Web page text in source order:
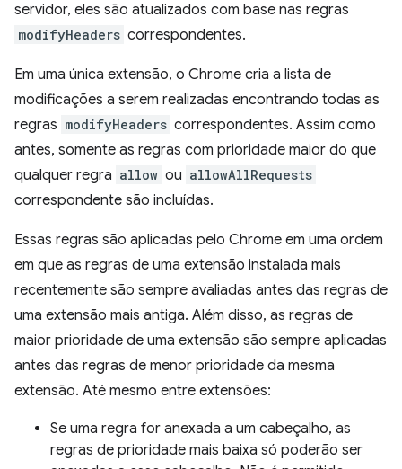
servidor, eles são atualizados com base nas regras
modifyHeaders correspondentes.
Em uma única extensão, o Chrome cria a lista de
modificações a serem realizadas encontrando todas as
regras modifyHeaders correspondentes. Assim como
antes, somente as regras com prioridade maior do que
qualquer regra allow ou allowAllRequests
correspondente são incluídas.
Essas regras são aplicadas pelo Chrome em uma ordem
em que as regras de uma extensão instalada mais
recentemente são sempre avaliadas antes das regras de
uma extensão mais antiga. Além disso, as regras de
maior prioridade de uma extensão são sempre aplicadas
antes das regras de menor prioridade da mesma
extensão. Até mesmo entre extensões:
Se uma regra for anexada a um cabeçalho, as
regras de prioridade mais baixa só poderão ser